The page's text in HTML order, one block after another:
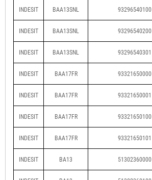
INDESIT BAA13SNL 93296540100
INDESIT BAA13SNL 93296540200
INDESIT BAA13SNL 93296540301
INDESIT BAA17FR 93321650000
INDESIT BAA17FR 93321650001
INDESIT BAA17FR 93321650100
INDESIT BAA17FR 93321650101
INDESIT BA13 51302360000